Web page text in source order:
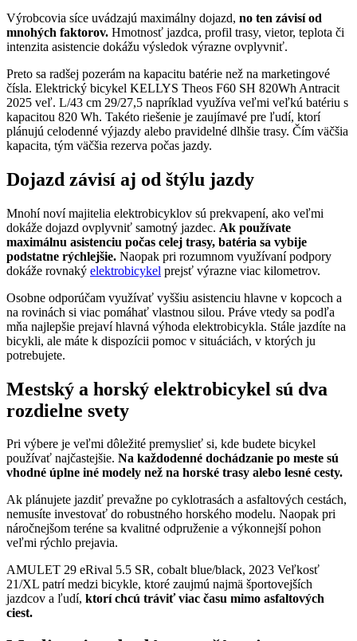
Výrobcovia síce uvádzajú maximálny dojazd, no ten závisí od
mnohých faktorov. Hmotnosť jazdca, profil trasy, vietor, teplota či
intenzita asistencie dokážu výsledok výrazne ovplyvniť.
Preto sa radšej pozerám na kapacitu batérie než na marketingové
čísla. Elektrický bicykel KELLYS Theos F60 SH 820Wh Antracit
2025 veľ. L/43 cm 29/27,5 napríklad využíva veľmi veľkú batériu s
kapacitou 820 Wh. Takéto riešenie je zaujímavé pre ľudí, ktorí
plánujú celodenné výjazdy alebo pravidelné dlhšie trasy. Čím väčšia
kapacita, tým väčšia rezerva počas jazdy.
Dojazd závisí aj od štýlu jazdy
Mnohí noví majitelia elektrobicyklov sú prekvapení, ako veľmi
dokáže dojazd ovplyvniť samotný jazdec. Ak používate
maximálnu asistenciu počas celej trasy, batéria sa vybije
podstatne rýchlejšie. Naopak pri rozumnom využívaní podpory
dokáže rovnaký elektrobicykel prejsť výrazne viac kilometrov.
Osobne odporúčam využívať vyššiu asistenciu hlavne v kopcoch a
na rovinách si viac pomáhať vlastnou silou. Práve vtedy sa podľa
mňa najlepšie prejaví hlavná výhoda elektrobicykla. Stále jazdíte na
bicykli, ale máte k dispozícii pomoc v situáciách, v ktorých ju
potrebujete.
Mestský a horský elektrobicykel sú dva
rozdielne svety
Pri výbere je veľmi dôležité premyslieť si, kde budete bicykel
používať najčastejšie. Na každodenné dochádzanie po meste sú
vhodné úplne iné modely než na horské trasy alebo lesné cesty.
Ak plánujete jazdiť prevažne po cyklotrasách a asfaltových cestách,
nemusíte investovať do robustného horského modelu. Naopak pri
náročnejšom teréne sa kvalitné odpruženie a výkonnejší pohon
veľmi rýchlo prejavia.
AMULET 29 eRival 5.5 SR, cobalt blue/black, 2023 Veľkosť
21/XL patrí medzi bicykle, ktoré zaujmú najmä športovejších
jazdcov a ľudí, ktorí chcú tráviť viac času mimo asfaltových
ciest.